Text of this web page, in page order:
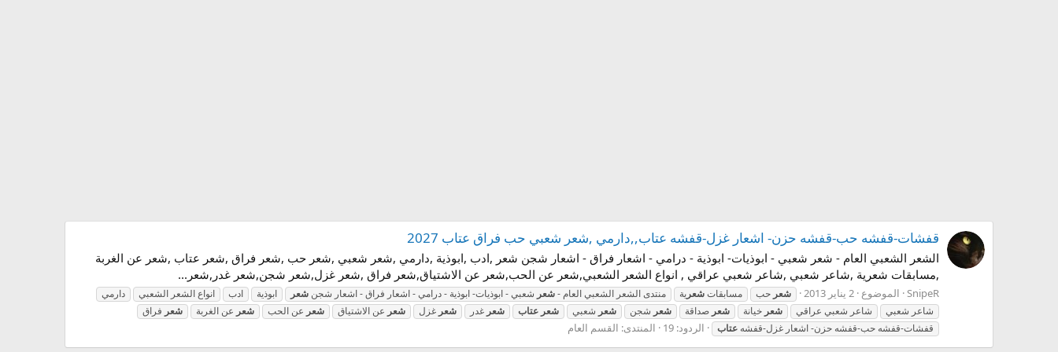
قفشات-قفشه حب-قفشه حزن- اشعار غزل-قفشه عتاب,,دارمي ,شعر شعبي حب فراق عتاب 2027
الشعر الشعبي العام - شعر شعبي - ابوذيات- ابوذية - درامي - اشعار فراق - اشعار شجن شعر ,ادب ,ابوذية ,دارمي ,شعر شعبي ,شعر حب ,شعر فراق ,شعر عتاب ,شعر عن الغربة
,مسابقات شعرية ,شاعر شعبي ,شاعر شعبي عراقي , انواع الشعر الشعبي,شعر عن الحب,شعر عن الاشتياق,شعر فراق ,شعر غزل,شعر شجن,شعر غدر,شعر...
SnipeR الموضوع 2 يناير 2013 شعر حب مسابقاتشعرية منتدى الشعر الشعبي العام -شعر شعبي - ابوذيات- ابوذية - درامي - اشعار فراق - اشعار شجن شعر ابوذية ادب انواع الشعر الشعبي
دارمي
شاعر شعبي
شاعر شعبي عراقي شعر خيانة شعر صداقة شعر شجن شعر شعبي شعر عتاب شعر غدر شعر غزل شعر عن الاشتياق شعر عن الحب شعر عن الغربة شعر فراق
قفشات-قفشه حب-قفشه حزن- اشعار غزل-قفشه عتاب الردود: 19 المنتدى: القسم العام